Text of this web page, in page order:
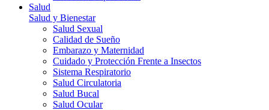
Salud
Salud y Bienestar
Salud Sexual
Calidad de Sueño
Embarazo y Maternidad
Cuidado y Protección Frente a Insectos
Sistema Respiratorio
Salud Circulatoria
Salud Bucal
Salud Ocular